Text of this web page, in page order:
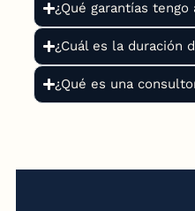
¿Qué garantías tengo
¿Cuál es la duración
¿Qué es una